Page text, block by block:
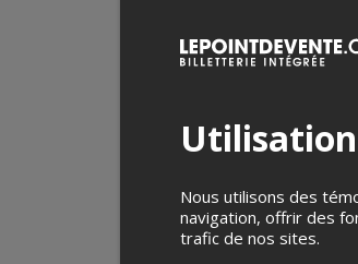
Nous utilisons des
navigation, offrir des
trafic de nos sites.